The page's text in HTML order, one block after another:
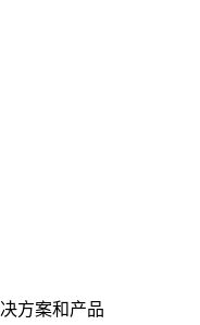
方案和产品